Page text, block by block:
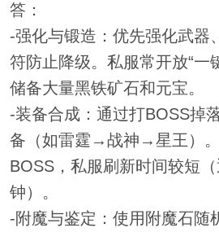
答：
-强化与锻造：优先强化武器
符防止降级。私服常开放“一
储备大量黑铁矿石和元宝。
-装备合成：通过打BOSS掉
备（如雷霆→战神→星王）
BOSS，私服刷新时间较短
钟）。
-附魔与鉴定：使用附魔石随